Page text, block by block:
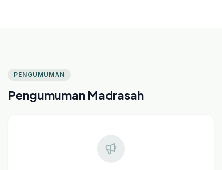
PENGUMUMAN
Pengumuman Madrasah